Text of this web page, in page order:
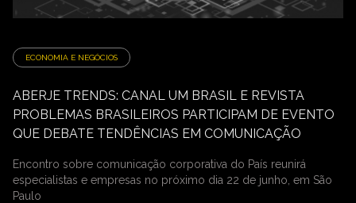
ECONOMIA E NEGÓCIOS
ABERJE TRENDS: CANAL UM BRASIL E REVISTA
PROBLEMAS BRASILEIROS PARTICIPAM DE EVENTO
QUE DEBATE TENDÊNCIAS EM COMUNICAÇÃO
Encontro sobre comunicação corporativa do País reunirá
especialistas e empresas no próximo dia 22 de junho, em São
Paulo